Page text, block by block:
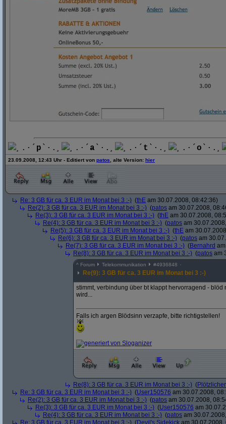
¸.·´ p `·.¸ ¸.·´ a `·.¸ ¸.·´ t `·.¸ ¸.·´ o `·.¸
23.09.2008, 12:43 Uhr - Editiert von patos , alte Version: hier
Re: 3 GB für ca. 3 EUR im Monat bei 3 :-) (thE am 30.07.2008, 08:42:36)
Re(2): 3 GB für ca. 3 EUR im Monat bei 3 :-) (patos am 30.07.2008,
Re(3): 3 GB für ca. 3 EUR im Monat bei 3 :-) (thE am 30.07.2008,
Re(4): 3 GB für ca. 3 EUR im Monat bei 3 :-) (patos am
Re(5): 3 GB für ca. 3 EUR im Monat bei 3 :-) (thE am
Re(6): 3 GB für ca. 3 EUR im Monat bei 3 :-) (patos am
Re(7): 3 GB für ca. 3 EUR im Monat bei 3 :-) (Bernahrd
Re(8): 3 GB für ca. 3 EUR im Monat bei 3 :-) (patos am
^ Forum Telekommunikation #4936848
Re(9): 3 GB für ca. 3 EUR im Monat bei 3 :-)
stimmt, verbindung über bt klappt hervorragend -
wird...
Falls ich argen Blödsinn verzapfe, bitte richtigstellen!
Re(8): 3 GB für ca. 3 EUR im Monat bei 3 :-) (
Re: 3 GB für ca. 3 EUR im Monat bei 3 :-) (User150576 am 30.07.2008,
Re(2): 3 GB für ca. 3 EUR im Monat bei 3 :-) (patos am 30.07.2008,
Re(3): 3 GB für ca. 3 EUR im Monat bei 3 :-) (User150576 am
Re(4): 3 GB für ca. 3 EUR im Monat bei 3 :-) (patos am
Re: 3 GB für ca. 3 EUR im Monat bei 3 :-) (Devil's Sidekick am 30.07.2008,